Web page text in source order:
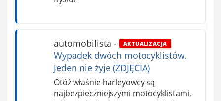
automobilista - AKTUALIZACJA
Wypadek dwóch motocyklistów.
Jeden nie żyje (ZDJĘCIA)
Otóż właśnie harleyowcy są
najbezpieczniejszymi motocyklistami,